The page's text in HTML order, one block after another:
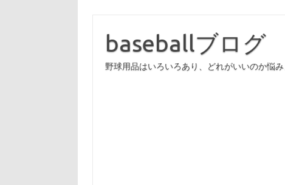
baseballブログ
野球用品はいろいろあり、どれがいいのか悩